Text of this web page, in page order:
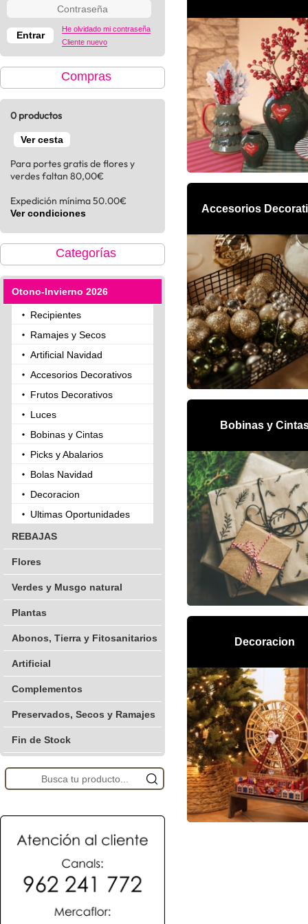
He olvidado mi contraseña
Cliente nuevo
Compras
0 productos
Ver cesta
Para portes gratis de flores y
verdes faltan 80,00€
Expedición mínima 50.00€
Ver condiciones
Categorías
Otono-Invierno 2026
Recipientes
Ramajes y Secos
Artificial Navidad
Accesorios Decorativos
Frutos Decorativos
Luces
Bobinas y Cintas
Picks y Abalarios
Bolas Navidad
Decoracion
Ultimas Oportunidades
REBAJAS
Flores
Verdes y Musgo natural
Plantas
Abonos, Tierra y Fitosanitarios
Artificial
Complementos
Preservados, Secos y Ramajes
Fin de Stock
Accesorios
Bobinas y
Decoracion